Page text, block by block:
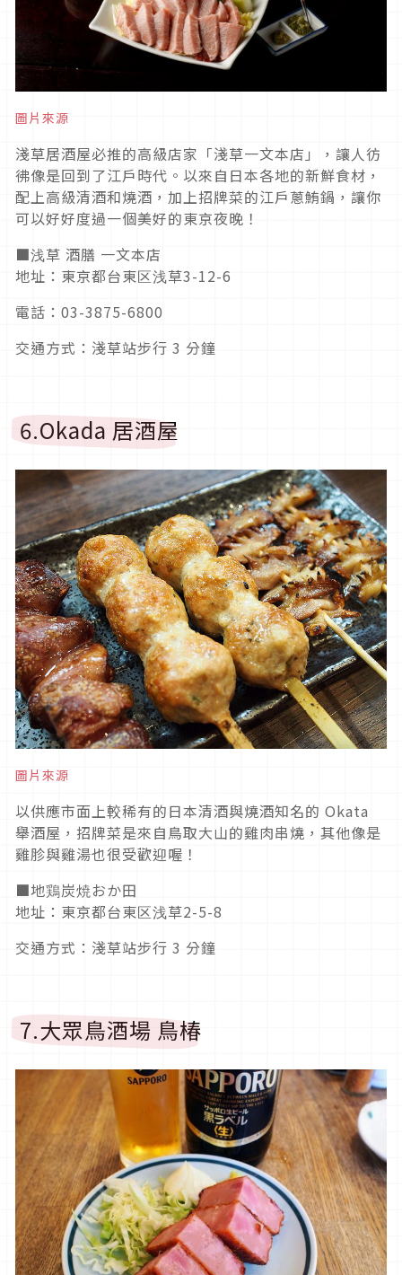
圖片來源
淺草居酒屋必推的高級店家「淺草一文本店」，讓人彷
彿像是回到了江戶時代。以來自日本各地的新鮮食材，
配上高級清酒和燒酒，加上招牌菜的江戶蔥鮪鍋，讓你
可以好好度過一個美好的東京夜晚！
■浅草 酒膳 一文本店
地址：東京都台東区浅草3-12-6
電話：03-3875-6800
交通方式：淺草站步行 3 分鐘
6.Okada 居酒屋
圖片來源
以供應市面上較稀有的日本清酒與燒酒知名的 Okata
舉酒屋，招牌菜是來自鳥取大山的雞肉串燒，其他像是
雞胗與雞湯也很受歡迎喔！
■地鶏炭焼おか田
地址：東京都台東区浅草2-5-8
交通方式：淺草站步行 3 分鐘
7.大眾鳥酒場 鳥椿